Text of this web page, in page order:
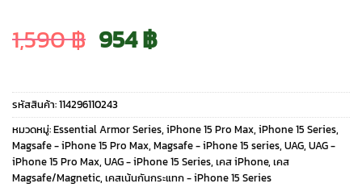
1,590฿ Original
price
was:
1,590 ฿.
954฿Current
price
is:
954 ฿.
รหัสสินค้า:114296110243
หมวดหมู่:Essential Armor Series, iPhone 15 Pro Max, iPhone 15 Series,
Magsafe - iPhone 15 Pro Max, Magsafe - iPhone 15 series, UAG, UAG -
iPhone 15 Pro Max, UAG - iPhone 15 Series, เคส iPhone, เคส
Magsafe/Magnetic, เคสเน้นกันกระแทก - iPhone 15 Series